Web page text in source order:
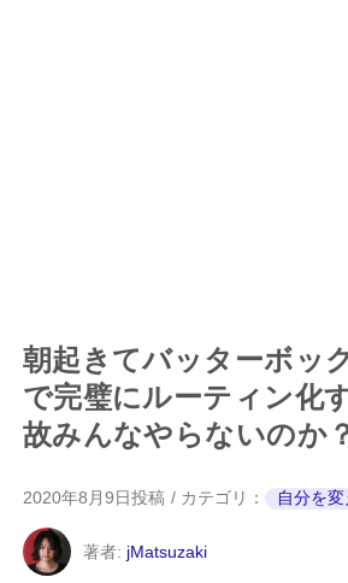
朝起きてバッターボッ
で完璧にルーティン化
故みんなやらないのか
2020年8月9日投稿 カテゴリ： 自分を
著者: jMatsuzaki